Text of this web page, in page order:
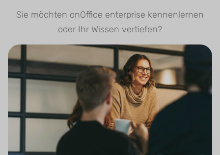
Sie möchten onOffice enterprise kennenlernen
oder Ihr Wissen vertiefen?